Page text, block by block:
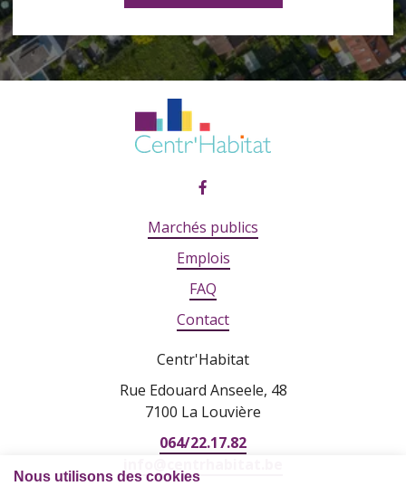
Marchés publics
Emplois
FAQ
Contact
Centr'Habitat
Rue Edouard Anseele, 48
7100 La Louvière
064/22.17.82